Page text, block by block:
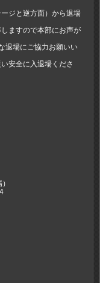
ジと逆方面）から退場
ますので本部にお声が
退場にご協力お願いい
安全に入退場くださ